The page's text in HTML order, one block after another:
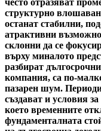
често отразяват
структурно
останат стабилни,
атрактивни
склонни да се
върху миналото
разбират
компания, са по-
пазарен шум.
създават и условия
което временните
фундаменталната